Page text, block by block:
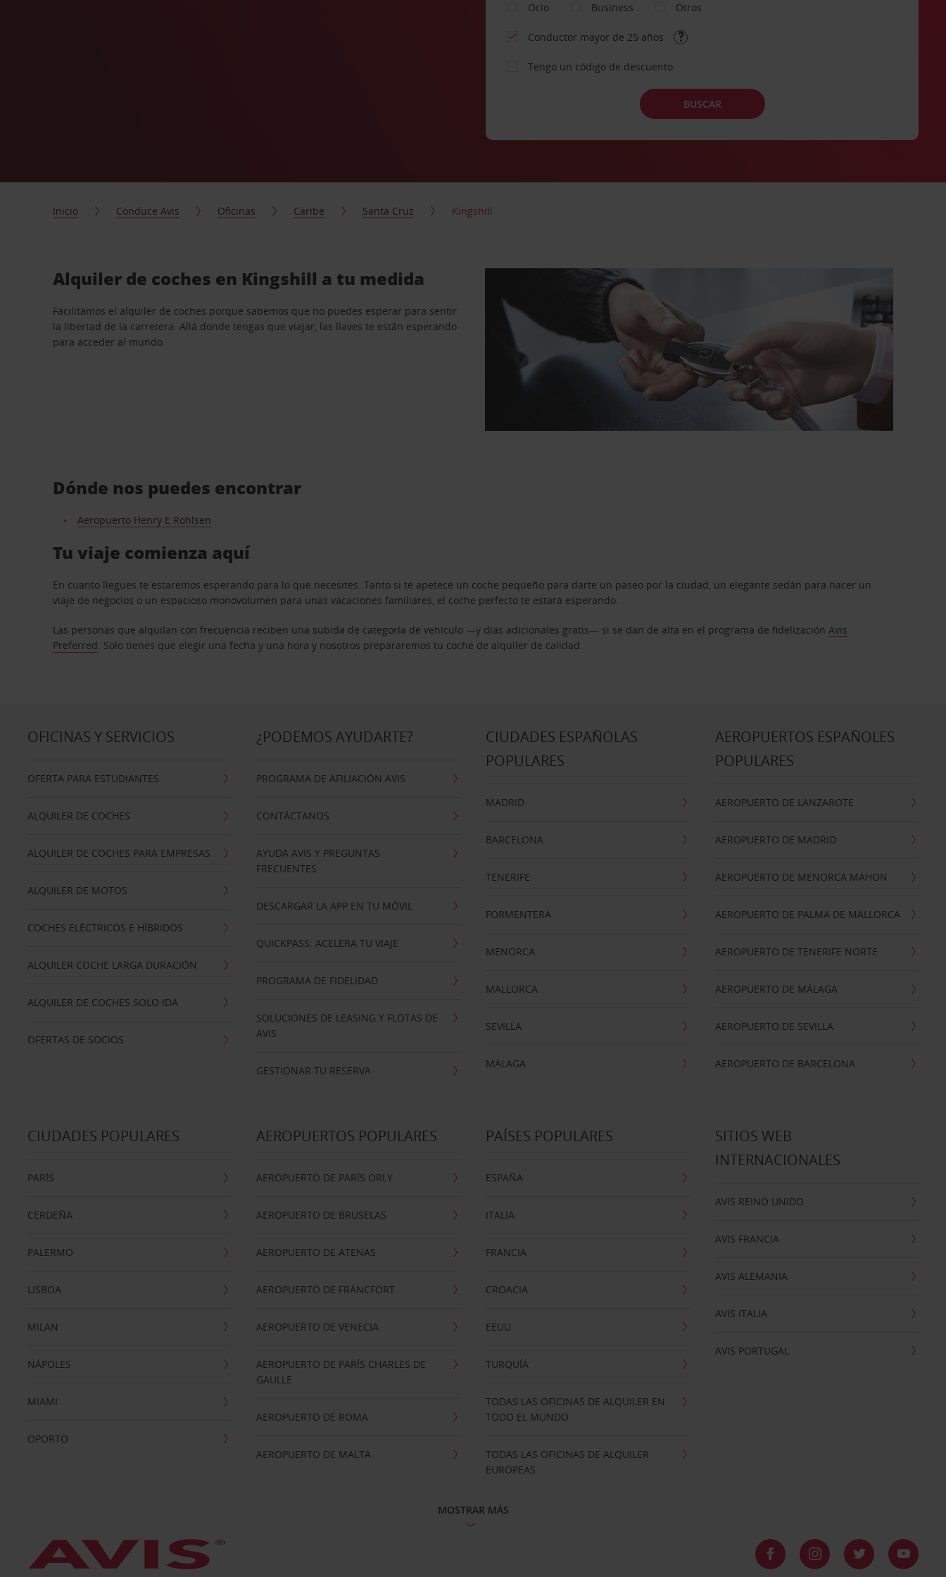
Ocio
Business Otros
Conductor mayor de 25 años
Tengo un código de descuento
BUSCAR
Inicio Conduce Avis Oficinas Caribe Santa Cruz Kingshill
Alquiler de coches en Kingshill a tu medida
Facilitamos el alquiler de coches porque sabemos que no puedes esperar para sentir
la libertad de la carretera. Allá donde tengas que viajar, las llaves te están esperando
para acceder al mundo.
Dónde nos puedes encontrar
Aeropuerto Henry E Rohlsen
Tu viaje comienza aquí
En cuanto llegues te estaremos esperando para lo que necesites. Tanto si te apetece un coche pequeño para darte un paseo por la ciudad, un elegante sedán para hacer un
viaje de negocios o un espacioso monovolumen para unas vacaciones familiares, el coche perfecto te estará esperando.
Las personas que alquilan con frecuencia reciben una subida de categoría de vehículo —y días adicionales gratis— si se dan de alta en el programa de fidelizaciónAvis
Preferred. Solo tienes que elegir una fecha y una hora y nosotros prepararemos tu coche de alquiler de calidad.
OFICINAS Y SERVICIOS
OFERTA PARA ESTUDIANTES
ALQUILER DE COCHES
ALQUILER DE COCHES PARA EMPRESAS
ALQUILER DE MOTOS
COCHES ELÉCTRICOS E HÍBRIDOS
ALQUILER COCHE LARGA DURACIÓN
ALQUILER DE COCHES SOLO IDA
OFERTAS DE SOCIOS
¿PODEMOS AYUDARTE?
PROGRAMA DE AFILIACIÓN AVIS
CONTÁCTANOS
AYUDA AVIS Y PREGUNTAS
FRECUENTES
DESCARGAR LA APP EN TU MÓVIL
QUICKPASS: ACELERA TU VIAJE
PROGRAMA DE FIDELIDAD
SOLUCIONES DE LEASING Y FLOTAS DE
AVIS
GESTIONAR TU RESERVA
CIUDADES ESPAÑOLAS
POPULARES
MADRID
BARCELONA
TENERIFE
FORMENTERA
MENORCA
MALLORCA
SEVILLA
MÁLAGA
AEROPUERTOS ESPAÑOLES
POPULARES
AEROPUERTO DE LANZAROTE
AEROPUERTO DE MADRID
AEROPUERTO DE MENORCA MAHON
AEROPUERTO DE PALMA DE MALLORCA
AEROPUERTO DE TENERIFE NORTE
AEROPUERTO DE MÁLAGA
AEROPUERTO DE SEVILLA
AEROPUERTO DE BARCELONA
CIUDADES POPULARES
PARÍS
CERDEÑA
PALERMO
LISBOA
MILAN
NÁPOLES
MIAMI
OPORTO
AEROPUERTOS POPULARES
AEROPUERTO DE PARÍS ORLY
AEROPUERTO DE BRUSELAS
AEROPUERTO DE ATENAS
AEROPUERTO DE FRÁNCFORT
AEROPUERTO DE VENECIA
AEROPUERTO DE PARÍS CHARLES DE
GAULLE
AEROPUERTO DE ROMA
AEROPUERTO DE MALTA
PAÍSES POPULARES
ESPAÑA
ITALIA
FRANCIA
CROACIA
EEUU
TURQUÍA
TODAS LAS OFICINAS DE ALQUILER EN
TODO EL MUNDO
TODAS LAS OFICINAS DE ALQUILER
EUROPEAS
SITIOS WEB
INTERNACIONALES
AVIS REINO UNIDO
AVIS FRANCIA
AVIS ALEMANIA
AVIS ITALIA
AVIS PORTUGAL
MOSTRAR MÁS